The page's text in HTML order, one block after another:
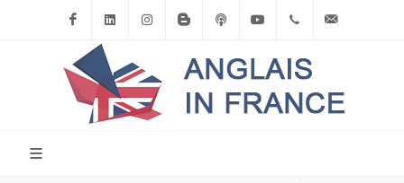
FacebookLinkedinInstagramBlogSpotPodcastYoutube